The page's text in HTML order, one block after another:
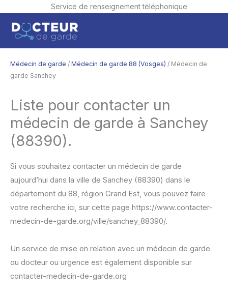
Service de renseignement téléphonique
contenu
Médecin de garde / Médecin de garde 88 (Vosges) / Médecin de
garde Sanchey
Liste pour contacter un
médecin de garde à Sanchey
(88390).
Si vous souhaitez contacter un médecin de garde
aujourd’hui dans la ville de Sanchey (88390) dans le
département du 88, région Grand Est, vous pouvez faire
votre recherche ici, sur cette page https://www.contacter-
medecin-de-garde.org/ville/sanchey_88390/.
Un service de mise en relation avec un médecin de garde
ou docteur ou urgence est également disponible sur
contacter-medecin-de-garde.org